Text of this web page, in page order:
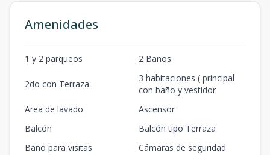
Amenidades
1 y 2 parqueos 2 Baños
2do con Terraza
3 habitaciones ( principal
con baño y vestidor
Area de lavado
Ascensor
Balcón
Balcón tipo Terraza
Baño para visitas
Cámaras de seguridad